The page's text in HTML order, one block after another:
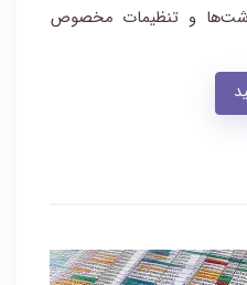
و تنظیمات مخصوص